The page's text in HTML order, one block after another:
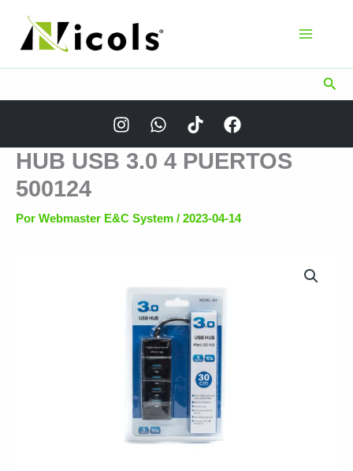
contenido
HUB USB 3.0 4 PUERTOS
500124
Por Webmaster E&C System / 2023-04-14